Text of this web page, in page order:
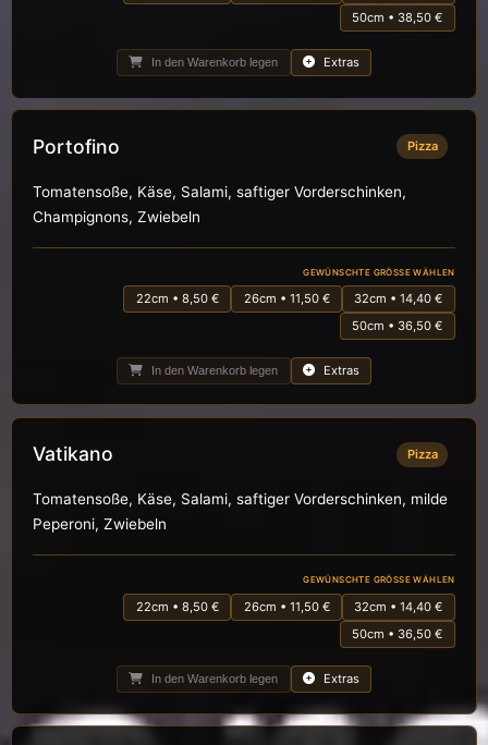
50cm • 38,50 €
In den Warenkorb legen Extras
Portofino Pizza
Tomatensoße, Käse, Salami, saftiger Vorderschinken,
Champignons, Zwiebeln
GEWÜNSCHTE GRÖSSE WÄHLEN
22cm • 8,50 € 26cm • 11,50 €
32cm • 14,40 €
50cm • 36,50 €
In den Warenkorb legen Extras
Vatikano Pizza
Tomatensoße, Käse, Salami, saftiger Vorderschinken, milde
Peperoni, Zwiebeln
GEWÜNSCHTE GRÖSSE WÄHLEN
22cm • 8,50 € 26cm • 11,50 €
32cm • 14,40 €
50cm • 36,50 €
In den Warenkorb legen Extras